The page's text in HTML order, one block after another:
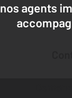
nos agents